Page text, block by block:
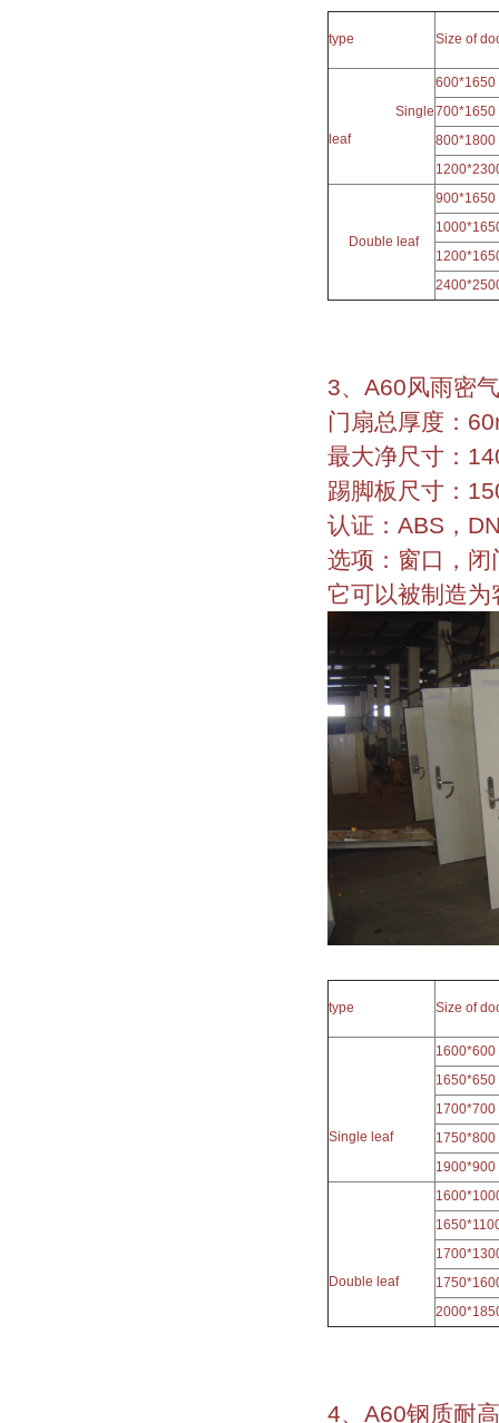
type Size of
Single
leaf
600*1650
700*1650
800*1800
Double leaf
900*1650
3、A60风雨密
门扇总厚度：
最大净尺寸：
踢脚板尺寸：
认证：ABS，
选项：窗口，闭
它可以被制造为
type Size of
Single leaf
1600*600
1650*650
1700*700
1750*800
1900*900
Double leaf
4、A60钢质耐